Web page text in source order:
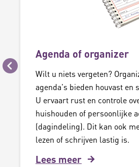
Vorige
Agenda of organizer
Wilt u niets vergeten?
agenda's bieden houvast en
U ervaart rust en controle
huishouden of persoonlijke
(dagindeling). Dit kan ook
lezen of schrijven lastig is.
Lees meer